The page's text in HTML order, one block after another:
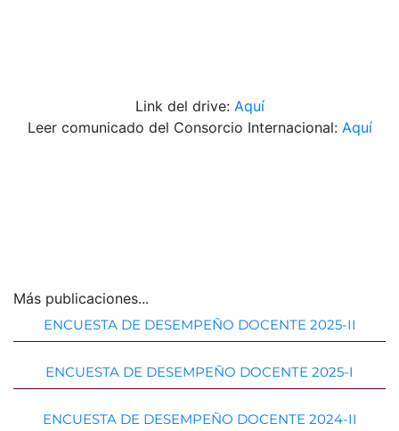
Link del drive: Aquí
Leer comunicado del Consorcio Internacional: Aquí
Más publicaciones...
ENCUESTA DE DESEMPEÑO DOCENTE 2025-II
ENCUESTA DE DESEMPEÑO DOCENTE 2025-I
ENCUESTA DE DESEMPEÑO DOCENTE 2024-II